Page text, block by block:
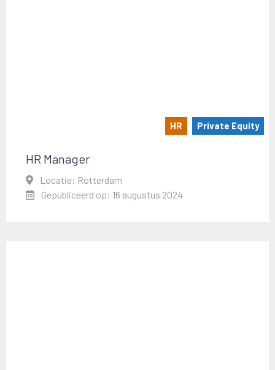
HR Private Equity
HR Manager
Locatie: Rotterdam
Gepubliceerd op: 16 augustus 2024